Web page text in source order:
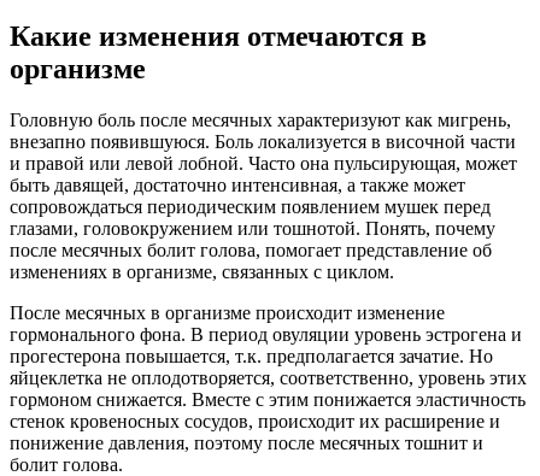
Какие изменения отмечаются в
организме
Головную боль после месячных характеризуют как мигрень,
внезапно появившуюся. Боль локализуется в височной части
и правой или левой лобной. Часто она пульсирующая, может
быть давящей, достаточно интенсивная, а также может
сопровождаться периодическим появлением мушек перед
глазами, головокружением или тошнотой. Понять, почему
после месячных болит голова, помогает представление об
изменениях в организме, связанных с циклом.
После месячных в организме происходит изменение
гормонального фона. В период овуляции уровень эстрогена и
прогестерона повышается, т.к. предполагается зачатие. Но
яйцеклетка не оплодотворяется, соответственно, уровень этих
гормоном снижается. Вместе с этим понижается эластичность
стенок кровеносных сосудов, происходит их расширение и
понижение давления, поэтому после месячных тошнит и
болит голова.